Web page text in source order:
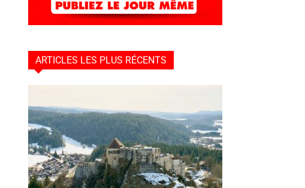
ARTICLES LES PLUS RÉCENTS